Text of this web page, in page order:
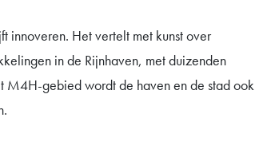
innoveren. Het vertelt met kunst over
in de Rijnhaven, met duizenden
M4H-gebied wordt de haven en de stad ook